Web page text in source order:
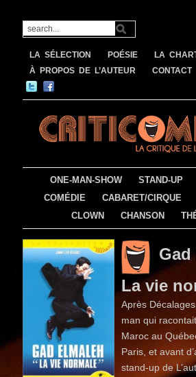
LA SÉLECTION POÉSIE LA
À PROPOS DE L’AUTEUR
CONTACT
ONE-MAN-SHOW STAND-UP
COMÉDIE
CABARET/CIRQUE
CLOWN
CHANSON
Gad
La vie
Après
man qui
Maroc au
Paris, et avant
stand-up de